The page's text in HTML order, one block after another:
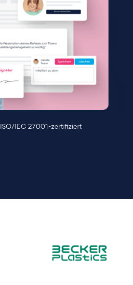
ISO/IEC 27001-zertifiziert